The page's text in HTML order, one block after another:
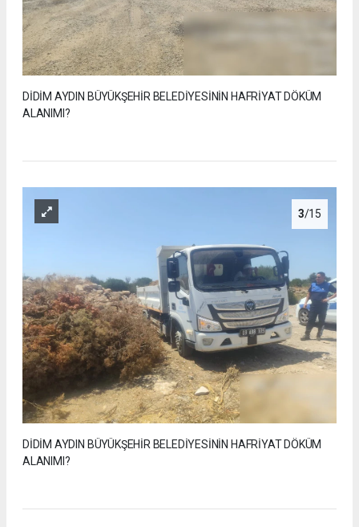
DİDİM AYDIN BÜYÜKŞEHİR BELEDİYESİNİN HAFRİYAT DÖKÜM
ALANIMI?
3/15
DİDİM AYDIN BÜYÜKŞEHİR BELEDİYESİNİN HAFRİYAT DÖKÜM
ALANIMI?